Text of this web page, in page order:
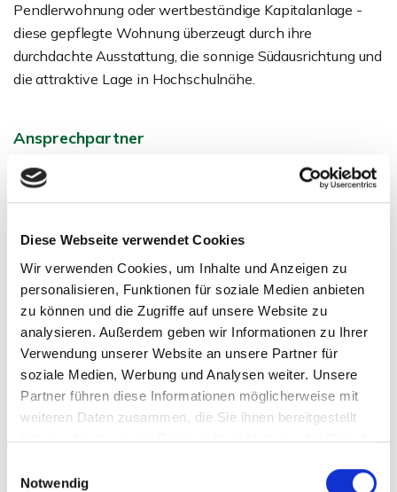
Diese Webseite verwendet Cookies
Wir verwenden Cookies, um Inhalte und Anzeigen zu
personalisieren, Funktionen für soziale Medien anbieten
zu können und die Zugriffe auf unsere Website zu
analysieren. Außerdem geben wir Informationen zu Ihrer
Verwendung unserer Website an unsere Partner für
soziale Medien, Werbung und Analysen weiter. Unsere
Partner führen diese Informationen möglicherweise mit
weiteren Daten zusammen, die Sie ihnen bereitgestellt
haben oder die sie im Rahmen Ihrer Nutzung der Dienste
Notwendig
Pendlerwohnung oder wertbeständige Kapitalanlage -
diese gepflegte Wohnung überzeugt durch ihre
durchdachte Ausstattung, die sonnige Südausrichtung und
die attraktive Lage in Hochschulnähe.
Ansprechpartner
Herr Michael Doden
Telefon: 00497121164415
md@zicklerimmobilien.de